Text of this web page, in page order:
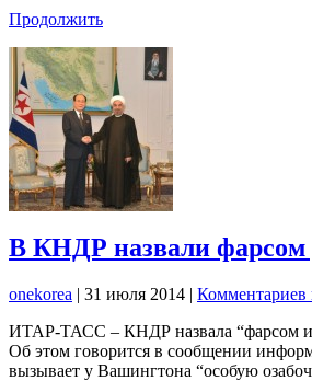
Продолжить
В КНДР назвали фарсом
onekorea | 31 июля 2014 | Комментариев
ИТАР-ТАСС – КНДР назвала “фарсом и
Об этом говорится в сообщении
вызывает у Вашингтона “особую